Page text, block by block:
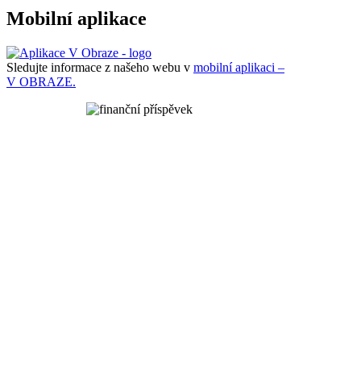
Mobilní aplikace
Sledujte informace z našeho webu v mobilní aplikaci –
V OBRAZE.